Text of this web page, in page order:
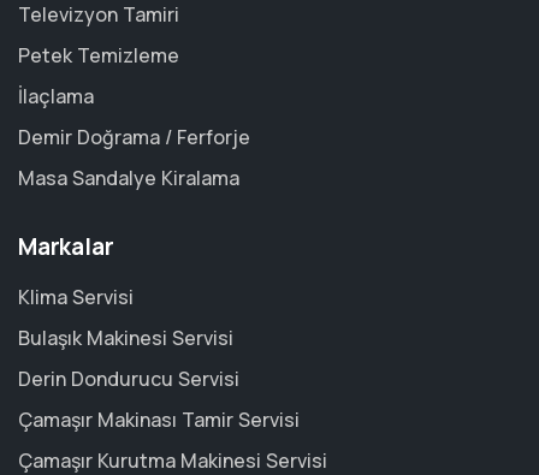
Televizyon Tamiri
Petek Temizleme
İlaçlama
Demir Doğrama / Ferforje
Masa Sandalye Kiralama
Markalar
Klima Servisi
Bulaşık Makinesi Servisi
Derin Dondurucu Servisi
Çamaşır Makinası Tamir Servisi
Çamaşır Kurutma Makinesi Servisi